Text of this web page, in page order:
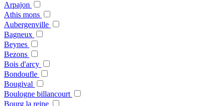
Arpajon
Athis mons
Aubergenville
Bagneux
Beynes
Bezons
Bois d'arcy
Bondoufle
Bougival
Boulogne billancourt
Bourg la reine